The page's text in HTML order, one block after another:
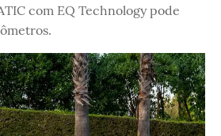
com EQ Technology pode